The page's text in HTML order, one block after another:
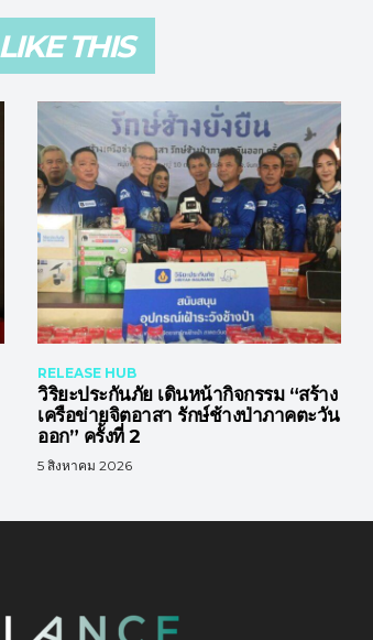
THIS
RELEASE HUB
วิริยะประกันภัย เดินหน้ากิจกรรม “สร้าง
เครือข่ายจิตอาสา รักษ์ช้างป่าภาคตะวัน
ออก” ครั้งที่ 2
5 สิงหาคม 2026